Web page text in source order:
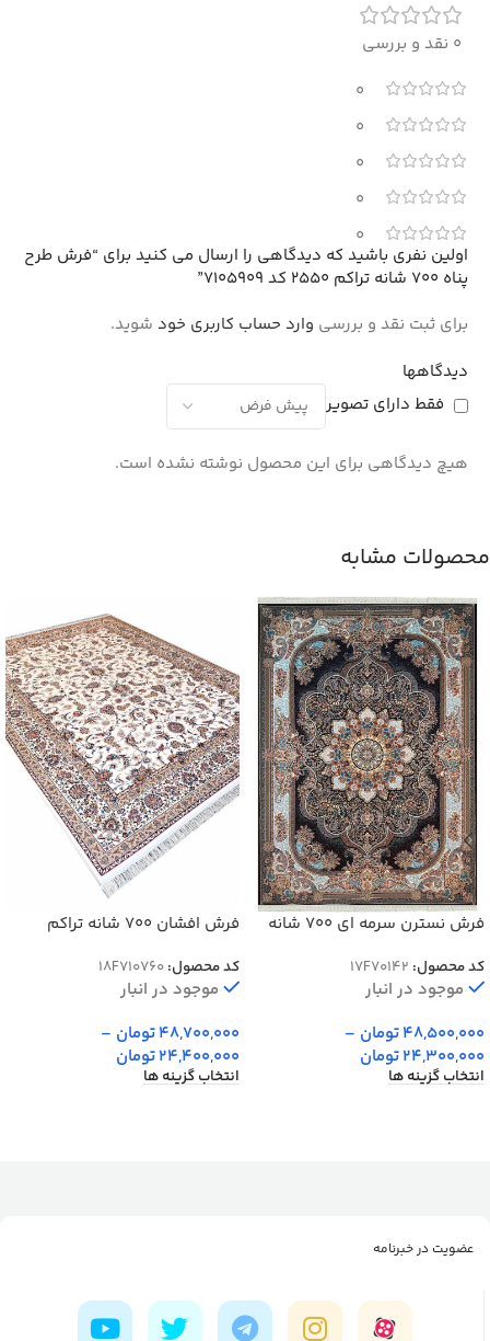
0 نقد و بررسی
0
0
0
0
0
دیدگاهها
فقط دارای تصویر
هیچ دیدگاهی برای این محصول نوشته نشده است.
اولین نفری باشید که دیدگاهی را ارسال می کنید برای “فرش طرح
پناه 700 شانه تراکم 2550 کد 7105909”
برای ثبت نقد و بررسی وارد حساب کاربری خود شوید.
محصولات مشابه
فرش نسترن سرمه ای 700 شانه
کد محصول: 17F70142
موجود در انبار
48,500,000تومان –
24,300,000تومان
انتخاب گزینه ها
فرش افشان 700 شانه تراکم
کد محصول:18F710760
موجود در انبار
48,700,000تومان –
24,400,000تومان
انتخاب گزینه ها
عضویت در خبرنامه